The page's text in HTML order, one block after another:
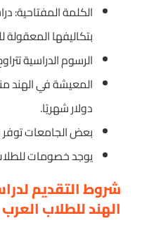
الكلمة المفتاحية:
بتكاليفها المعقولة
الرسوم الدراسية تتراوح بين 2,000 إلى 5,000
دولار شهريًا.
بعض الجامعات توفر
يوجد خصومات
شروط التقديم
الهند للطلاب العرب